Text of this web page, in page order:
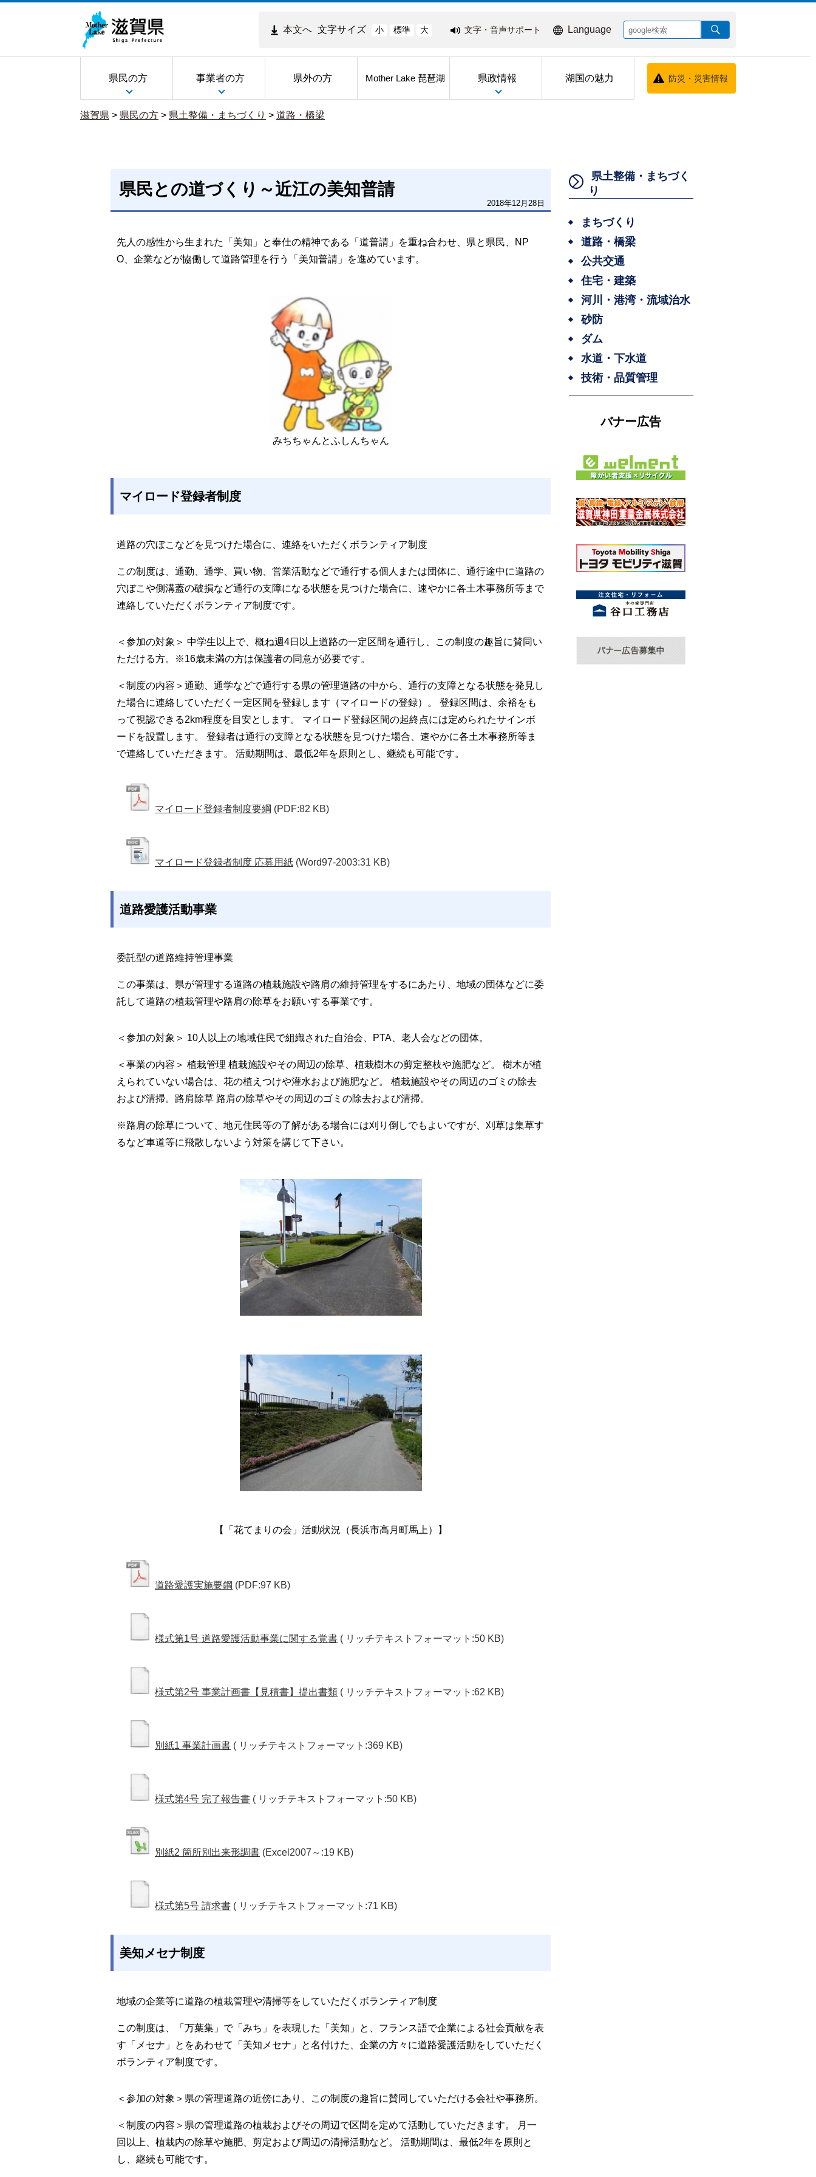
本文へ 文字サイズ 小 標準 大 文字・音声サポート Language
県民の方 事業者の方 県外の方 Mother Lake 琵琶湖 県政情報 湖国の魅力 防災・災害情報
滋賀県 > 県民の方 > 県土整備・まちづくり > 道路・橋梁
県民との道づくり～近江の美知普請
2018年12月28日
先人の感性から生まれた「美知」と奉仕の精神である「道普請」を重ね合わせ、県と県民、NP
O、企業などが協働して道路管理を行う「美知普請」を進めています。
みちちゃんとふしんちゃん
マイロード登録者制度
道路の穴ぼこなどを見つけた場合に、連絡をいただくボランティア制度
この制度は、通勤、通学、買い物、営業活動などで通行する個人または団体に、通行途中に道路の
穴ぼこや側溝蓋の破損など通行の支障になる状態を見つけた場合に、速やかに各土木事務所等まで
連絡していただくボランティア制度です。
＜参加の対象＞ 中学生以上で、概ね週4日以上道路の一定区間を通行し、この制度の趣旨に賛同い
ただける方。※16歳未満の方は保護者の同意が必要です。
＜制度の内容＞通勤、通学などで通行する県の管理道路の中から、通行の支障となる状態を発見し
た場合に連絡していただく一定区間を登録します（マイロードの登録）。 登録区間は、余裕をも
って視認できる2km程度を目安とします。 マイロード登録区間の起終点には定められたサインボ
ードを設置します。 登録者は通行の支障となる状態を見つけた場合、速やかに各土木事務所等ま
で連絡していただきます。 活動期間は、最低2年を原則とし、継続も可能です。
マイロード登録者制度要綱 (PDF:82 KB)
マイロード登録者制度 応募用紙 (Word97-2003:31 KB)
道路愛護活動事業
委託型の道路維持管理事業
この事業は、県が管理する道路の植栽施設や路肩の維持管理をするにあたり、地域の団体などに委
託して道路の植栽管理や路肩の除草をお願いする事業です。
＜参加の対象＞ 10人以上の地域住民で組織された自治会、PTA、老人会などの団体。
＜事業の内容＞ 植栽管理 植栽施設やその周辺の除草、植栽樹木の剪定整枝や施肥など。 樹木が植
えられていない場合は、花の植えつけや灌水および施肥など。 植栽施設やその周辺のゴミの除去
および清掃。路肩除草 路肩の除草やその周辺のゴミの除去および清掃。
※路肩の除草について、地元住民等の了解がある場合には刈り倒しでもよいですが、刈草は集草す
るなど車道等に飛散しないよう対策を講じて下さい。
【「花てまりの会」活動状況（長浜市高月町馬上）】
道路愛護実施要鋼 (PDF:97 KB)
様式第1号 道路愛護活動事業に関する覚書 ( リッチテキストフォーマット:50 KB)
様式第2号 事業計画書【見積書】提出書類 ( リッチテキストフォーマット:62 KB)
別紙1 事業計画書 ( リッチテキストフォーマット:369 KB)
様式第4号 完了報告書 ( リッチテキストフォーマット:50 KB)
別紙2 箇所別出来形調書 (Excel2007～:19 KB)
様式第5号 請求書 ( リッチテキストフォーマット:71 KB)
美知メセナ制度
地域の企業等に道路の植栽管理や清掃等をしていただくボランティア制度
この制度は、「万葉集」で「みち」を表現した「美知」と、フランス語で企業による社会貢献を表
す「メセナ」とをあわせて「美知メセナ」と名付けた、企業の方々に道路愛護活動をしていただく
ボランティア制度です。
＜参加の対象＞県の管理道路の近傍にあり、この制度の趣旨に賛同していただける会社や事務所。
＜制度の内容＞県の管理道路の植栽およびその周辺で区間を定めて活動していただきます。 月一
回以上、植栽内の除草や施肥、剪定および周辺の清掃活動など。 活動期間は、最低2年を原則と
し、継続も可能です。
県土整備・まちづく
り
まちづくり
道路・橋梁
公共交通
住宅・建築
河川・港湾・流域治水
砂防
ダム
水道・下水道
技術・品質管理
バナー広告